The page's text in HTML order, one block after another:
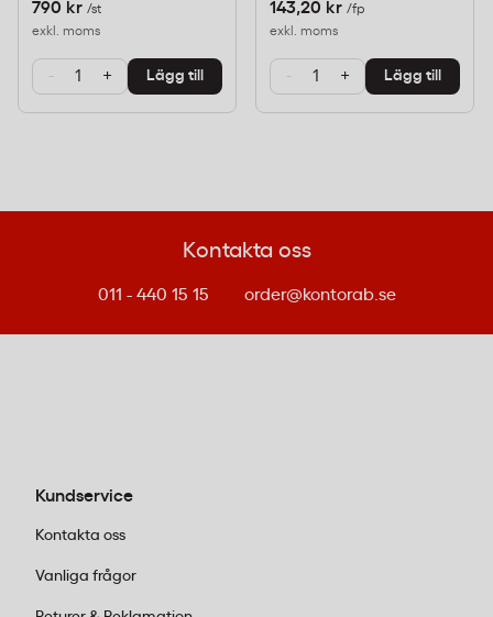
CO2-utsläppen med cirka 4 kg.
Tekniska Specifikationer
Kvalitetscertifiering
790 kr /st
exkl. moms
- + Lägg till
143,20 kr /fp
exkl. moms
- + Lägg till
Kontakta oss
011 - 440 15 15 order@kontorab.se
Kundservice
Kontakta oss
Vanliga frågor